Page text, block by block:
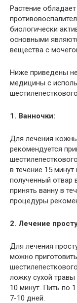
Растение
биологически
основными
вещества с
Ниже приведены
медицины с
1. Ванночки:
Для лечения
рекомендуется
в течение 15
полученный отвар
принять ванну в
процедуры
2. Лечение
Для лечения
можно
ложку сухой травы
10 минут. Пить по
7-10 дней.